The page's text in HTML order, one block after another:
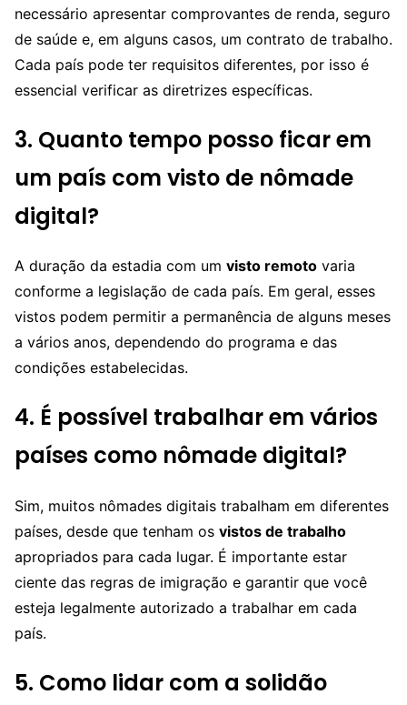
necessário apresentar comprovantes de renda, seguro
de saúde e, em alguns casos, um contrato de trabalho.
Cada país pode ter requisitos diferentes, por isso é
essencial verificar as diretrizes específicas.
3. Quanto tempo posso ficar em
um país com visto de nômade
digital?
A duração da estadia com um visto remoto varia
conforme a legislação de cada país. Em geral, esses
vistos podem permitir a permanência de alguns meses
a vários anos, dependendo do programa e das
condições estabelecidas.
4. É possível trabalhar em vários
países como nômade digital?
Sim, muitos nômades digitais trabalham em diferentes
países, desde que tenham os vistos de trabalho
apropriados para cada lugar. É importante estar
ciente das regras de imigração e garantir que você
esteja legalmente autorizado a trabalhar em cada
país.
5. Como lidar com a solidão